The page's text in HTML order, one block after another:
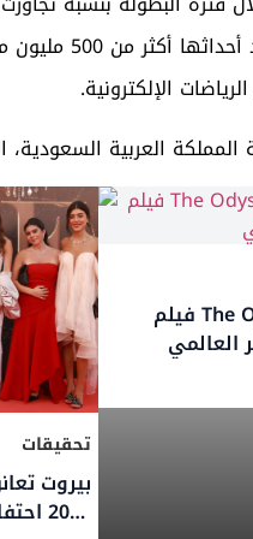
الإلكترونية.
العربية السعودية،
الفاخرة العالمي يتجه